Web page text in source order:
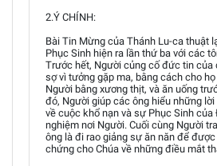
2.Ý CHÍNH:
Bài Tin Mừng của Thánh Lu-ca thuật
Phục Sinh hiện ra lần thứ ba với các
Trước hết, Người củng cố đức tin của
sợ vì tưởng gặp ma, bằng cách cho
Người bằng xương thịt, và ăn uống
đó, Người giúp các ông hiểu những
về cuộc khổ nạn và sự Phục Sinh
nghiệm nơi Người. Cuối cùng Người
ông là đi rao giảng sự ăn năn để
chứng cho Chúa về những điều mắt